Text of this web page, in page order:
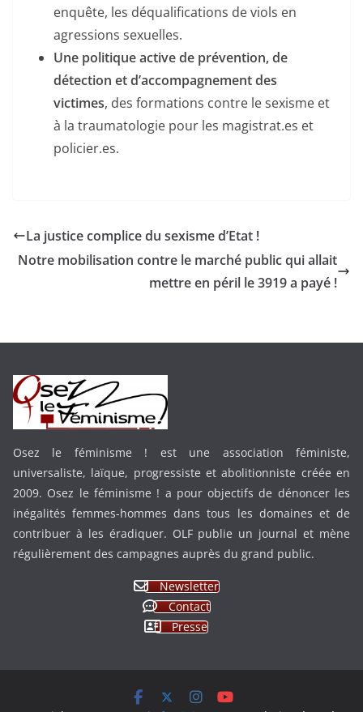
enquête, les déqualifications de viols en
agressions sexuelles.
Une politique active de prévention, de
détection et d’accompagnement des
victimes, des formations contre le sexisme et
à la traumatologie pour les magistrat.es et
policier.es.
La justice complice du sexisme d’Etat !
Notre mobilisation contre le marché public qui allait
mettre en péril le 3919 a payé !
Osez le féminisme ! est une association féministe,
universaliste, laïque, progressiste et abolitionniste créée en
2009. Osez le féminisme ! a pour objectifs de dénoncer les
inégalités femmes-hommes dans tous les domaines et de
contribuer à les éradiquer. OLF publie un journal et mène
régulièrement des campagnes auprès du grand public.
Newsletter
Contact
Presse